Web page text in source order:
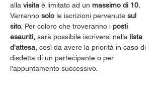
alla visita è limitato ad un massimo di 10.
Varranno solo le iscrizioni pervenute sul
sito. Per coloro che troveranno i posti
esauriti, sarà possibile iscriversi nella lista
d'attesa, così da avere la priorità in caso di
disdetta di un partecipante o per
l'appuntamento successivo.